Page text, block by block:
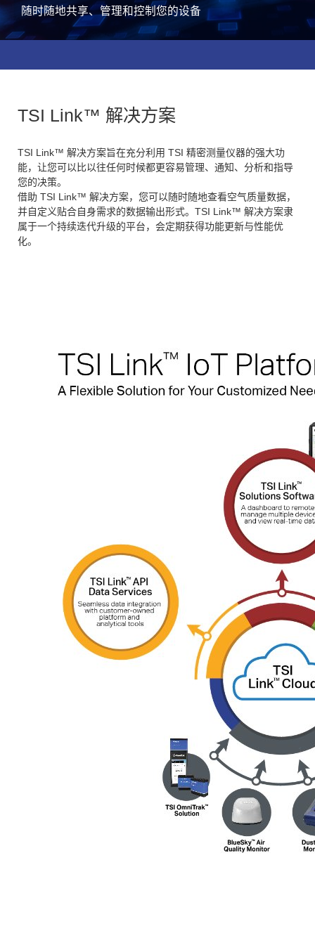
随时随地共享、管理和控制您的设备
TSI Link™ 解决方案
TSI Link™ 解决方案旨在充分利用 TSI 精密测量仪器的强大功
能，让您可以比以往任何时候都更容易管理、通知、分析和指导
您的决策。
借助 TSI Link™ 解决方案，您可以随时随地查看空气质量数据，
并自定义贴合自身需求的数据输出形式。TSI Link™ 解决方案隶
属于一个持续迭代升级的平台，会定期获得功能更新与性能优
化。